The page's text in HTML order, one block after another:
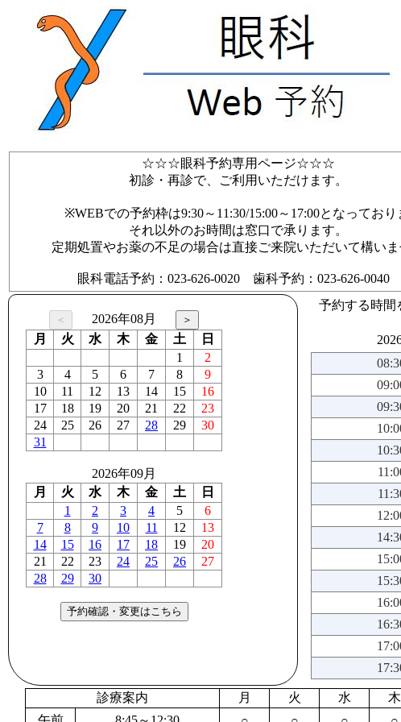
☆☆☆眼科予約専用ページ☆☆☆
初診・再診で、ご利用いただけます。
※WEBでの予約枠は9:30～11:30/15:00～17:00となっており
それ以外のお時間は窓口で承ります。
定期処置やお薬の不足の場合は直接ご来院いただいて構いま
眼科電話予約：023-626-0020 歯科予約：023-626-0040
2026年08月
月
火 水 木 金 土
日
1
2
3
4 5 6 7 8
9
10
11 12 13 14 15
16
17
18 19 20 21 22
23
24
25 26 27 28 29
30
31
2026年09月
月
火 水 木 金 土
日
1
2 3 4 5
6
7
8 9 10 11 12
13
14
15 16 17 18 19
20
21
22 23 24 25 26
27
28
29 30
予約する時間
診療案内 月 火 水 木